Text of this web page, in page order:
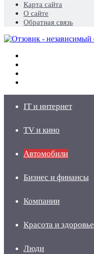
Карта сайта
О сайте
Обратная связь
IT и интернет
TV и кино
Автомобили
Бизнес и финансы
Компании
Красота и здоровье
Люди